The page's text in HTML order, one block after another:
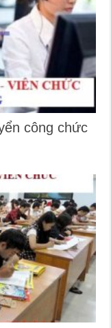
công chức